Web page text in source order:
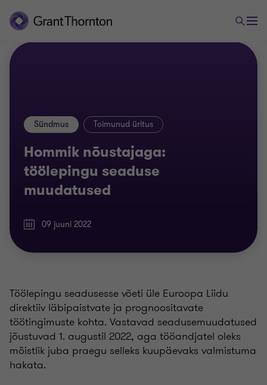
Hommik nõustajaga:
töölepingu seaduse
muudatused
Sündmus Toimunud üritus
09 juuni 2022
Töölepingu seadusesse võeti üle Euroopa Liidu
direktiiv läbipaistvate ja prognoositavate
töötingimuste kohta. Vastavad seadusemuudatused
jõustuvad 1. augustil 2022, aga tööandjatel oleks
mõistlik juba praegu selleks kuupäevaks valmistuma
hakata.